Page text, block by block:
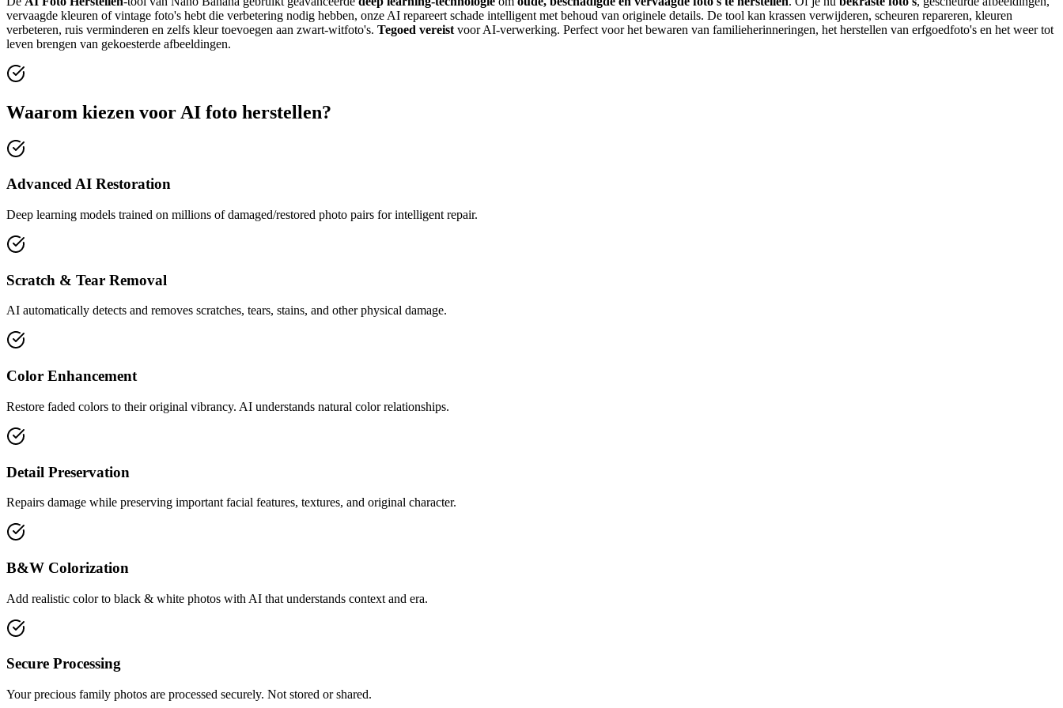
vervaagde kleuren of vintage foto's hebt die verbetering nodig hebben, onze AI repareert schade intelligent met behoud van originele details. De tool kan krassen verwijderen, scheuren repareren, kleuren
verbeteren, ruis verminderen en zelfs kleur toevoegen aan zwart-witfoto's. Tegoed vereist voor AI-verwerking. Perfect voor het bewaren van familieherinneringen, het herstellen van erfgoedfoto's en het weer tot
leven brengen van gekoesterde afbeeldingen.
Waarom kiezen voor AI foto herstellen?
Advanced AI Restoration
Deep learning models trained on millions of damaged/restored photo pairs for intelligent repair.
Scratch & Tear Removal
AI automatically detects and removes scratches, tears, stains, and other physical damage.
Color Enhancement
Restore faded colors to their original vibrancy. AI understands natural color relationships.
Detail Preservation
Repairs damage while preserving important facial features, textures, and original character.
B&W Colorization
Add realistic color to black & white photos with AI that understands context and era.
Secure Processing
Your precious family photos are processed securely. Not stored or shared.